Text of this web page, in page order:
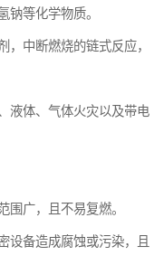
钠等化学物质。
中断燃烧的链式反应，
液体、气体火灾以及带电
围广，且不易复燃。
设备造成腐蚀或污染，且